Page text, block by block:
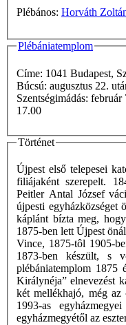
Plébános: Horváth
Plébániatemplom
Címe: 1041 Budapest,
Búcsú: augusztus 22.
Szentségimádás: február 7., július 24. és péntekenként 8.00-
17.00
Történet
Újpest első telepesei
filiájaként szerepelt.
Peitler Antal József
újpesti egyházközséget
káplánt bízta meg,
1875-ben lett Újpest
Vince, 1875-tôl 1905-
1873-ben készült, s
plébániatemplom
Királynéja” elnevezést
két mellékhajó, még
1993-as
egyházmegyétől az